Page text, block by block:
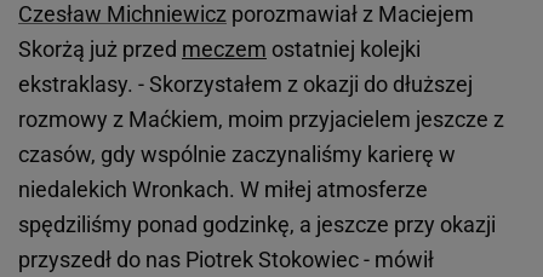
Czesław Michniewicz porozmawiał z Maciejem
Skorżą już przed meczem ostatniej kolejki
ekstraklasy. - Skorzystałem z okazji do dłuższej
rozmowy z Maćkiem, moim przyjacielem jeszcze z
czasów, gdy wspólnie zaczynaliśmy karierę w
niedalekich Wronkach. W miłej atmosferze
spędziliśmy ponad godzinkę, a jeszcze przy okazji
przyszedł do nas Piotrek Stokowiec - mówił